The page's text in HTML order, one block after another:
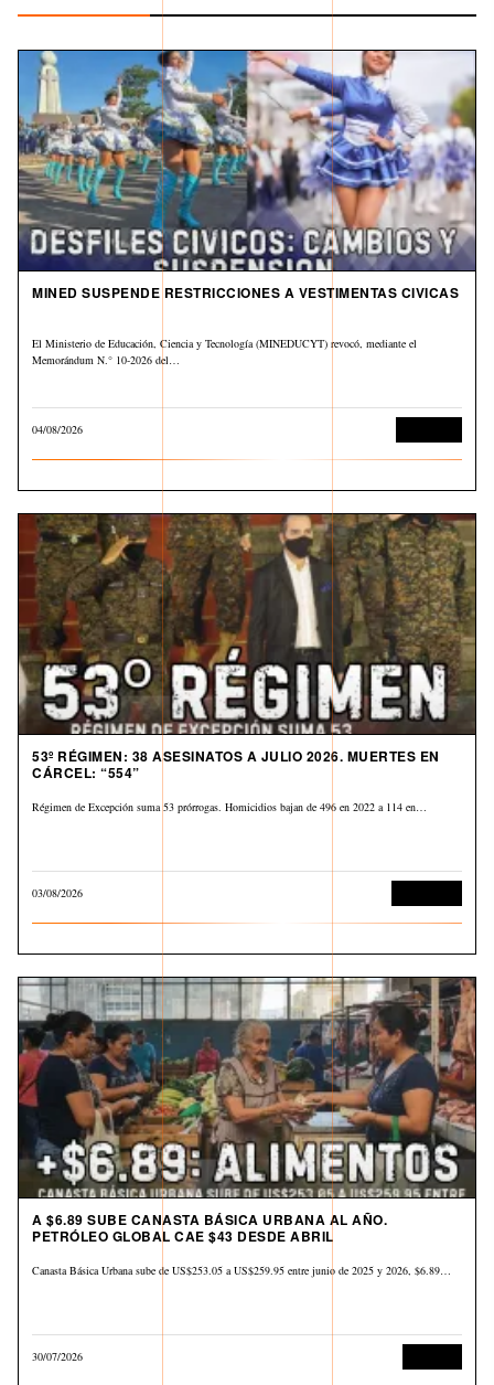
MINED SUSPENDE RESTRICCIONES A VESTIMENTAS CIVICAS
El Ministerio de Educación, Ciencia y Tecnología (MINEDUCYT) revocó, mediante el
Memorándum N.° 10-2026 del…
04/08/2026
53º RÉGIMEN: 38 ASESINATOS A JULIO 2026. MUERTES EN
CÁRCEL: “554”
Régimen de Excepción suma 53 prórrogas. Homicidios bajan de 496 en 2022 a 114 en…
03/08/2026
A $6.89 SUBE CANASTA BÁSICA URBANA AL AÑO.
PETRÓLEO GLOBAL CAE $43 DESDE ABRIL
Canasta Básica Urbana sube de US$253.05 a US$259.95 entre junio de 2025 y 2026, $6.89…
30/07/2026